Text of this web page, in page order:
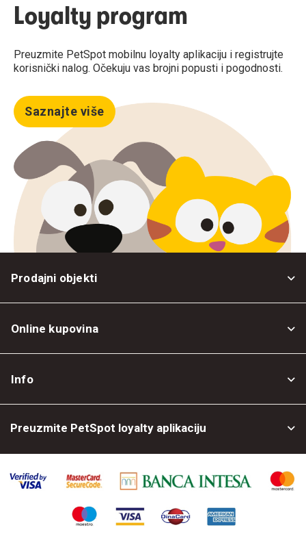
Loyalty program
Preuzmite PetSpot mobilnu loyalty aplikaciju i registrujte
korisnički nalog. Očekuju vas brojni popusti i pogodnosti.
Saznajte više
Prodajni objekti
Online kupovina
Info
Preuzmite PetSpot loyalty aplikaciju